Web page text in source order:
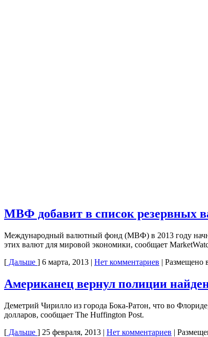
МВФ добавит в список резервных
Международный валютный фонд (МВФ) в 2013 году
этих валют для мировой экономики, сообщает
[ Дальше ] 6 марта, 2013 | Нет комментариев | Размещено
Американец вернул полиции
Деметрий Чирилло из города Бока-Ратон, что во
долларов, сообщает The Huffington Post.
[ Дальше ] 25 февраля, 2013 | Нет комментариев |